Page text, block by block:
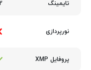
تایمینگ
نورپردازی
پروفایل XMP